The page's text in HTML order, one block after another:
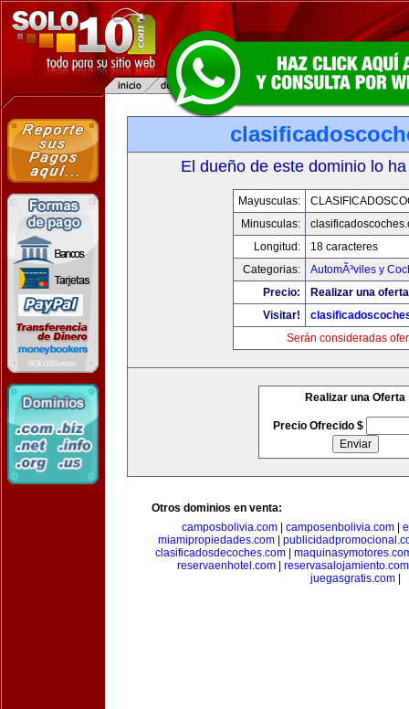
El dueño de este dominio lo
Mayusculas:
Minusculas:
Longitud:
18 caracteres
Categorias:
AutomÃ³viles y
Precio:
Realizar una
Visitar!
Serán consideradas
Realizar una Oferta
Precio Ofrecido $
Otros dominios en venta:
camposbolivia.com| camposenbolivia.com|
miamipropiedades.com
clasificadosdecoches.com
reservaenhotel.com| reservasalojamiento.com
juegasgratis.com|